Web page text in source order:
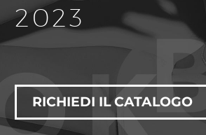
2023
RICHIEDI IL CATALOGO